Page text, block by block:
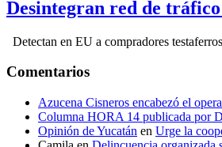
Desintegran red de
Detectan en EU a compradores
Comentarios
Azucena Cisneros encabezó el
Columna HORA 14 publicada por
Opinión de Yucatán en Urge la